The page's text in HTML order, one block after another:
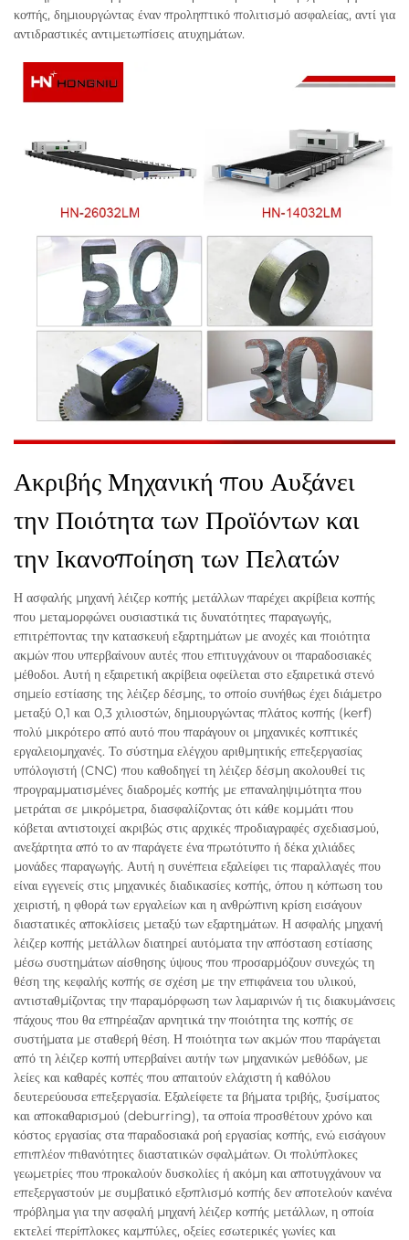
κοπής, δημιουργώντας έναν προληπτικό πολιτισμό ασφαλείας, αντί για
αντιδραστικές αντιμετωπίσεις ατυχημάτων.
Ακριβής Μηχανική που Αυξάνει
την Ποιότητα των Προϊόντων και
την Ικανοποίηση των Πελατών
Η ασφαλής μηχανή λέιζερ κοπής μετάλλων παρέχει ακρίβεια κοπής
που μεταμορφώνει ουσιαστικά τις δυνατότητες παραγωγής,
επιτρέποντας την κατασκευή εξαρτημάτων με ανοχές και ποιότητα
ακμών που υπερβαίνουν αυτές που επιτυγχάνουν οι παραδοσιακές
μέθοδοι. Αυτή η εξαιρετική ακρίβεια οφείλεται στο εξαιρετικά στενό
σημείο εστίασης της λέιζερ δέσμης, το οποίο συνήθως έχει διάμετρο
μεταξύ 0,1 και 0,3 χιλιοστών, δημιουργώντας πλάτος κοπής (kerf)
πολύ μικρότερο από αυτό που παράγουν οι μηχανικές κοπτικές
εργαλειομηχανές. Το σύστημα ελέγχου αριθμητικής επεξεργασίας
υπόλογιστή (CNC) που καθοδηγεί τη λέιζερ δέσμη ακολουθεί τις
προγραμματισμένες διαδρομές κοπής με επαναληψιμότητα που
μετράται σε μικρόμετρα, διασφαλίζοντας ότι κάθε κομμάτι που
κόβεται αντιστοιχεί ακριβώς στις αρχικές προδιαγραφές σχεδιασμού,
ανεξάρτητα από το αν παράγετε ένα πρωτότυπο ή δέκα χιλιάδες
μονάδες παραγωγής. Αυτή η συνέπεια εξαλείφει τις παραλλαγές που
είναι εγγενείς στις μηχανικές διαδικασίες κοπής, όπου η κόπωση του
χειριστή, η φθορά των εργαλείων και η ανθρώπινη κρίση εισάγουν
διαστατικές αποκλίσεις μεταξύ των εξαρτημάτων. Η ασφαλής μηχανή
λέιζερ κοπής μετάλλων διατηρεί αυτόματα την απόσταση εστίασης
μέσω συστημάτων αίσθησης ύψους που προσαρμόζουν συνεχώς τη
θέση της κεφαλής κοπής σε σχέση με την επιφάνεια του υλικού,
αντισταθμίζοντας την παραμόρφωση των λαμαρινών ή τις διακυμάνσεις
πάχους που θα επηρέαζαν αρνητικά την ποιότητα της κοπής σε
συστήματα με σταθερή θέση. Η ποιότητα των ακμών που παράγεται
από τη λέιζερ κοπή υπερβαίνει αυτήν των μηχανικών μεθόδων, με
λείες και καθαρές κοπές που απαιτούν ελάχιστη ή καθόλου
δευτερεύουσα επεξεργασία. Εξαλείφετε τα βήματα τριβής, ξυσίματος
και αποκαθαρισμού (deburring), τα οποία προσθέτουν χρόνο και
κόστος εργασίας στα παραδοσιακά ροή εργασίας κοπής, ενώ εισάγουν
επιπλέον πιθανότητες διαστατικών σφαλμάτων. Οι πολύπλοκες
γεωμετρίες που προκαλούν δυσκολίες ή ακόμη και αποτυγχάνουν να
επεξεργαστούν με συμβατικό εξοπλισμό κοπής δεν αποτελούν κανένα
πρόβλημα για την ασφαλή μηχανή λέιζερ κοπής μετάλλων, η οποία
εκτελεί περίπλοκες καμπύλες, οξείες εσωτερικές γωνίες και